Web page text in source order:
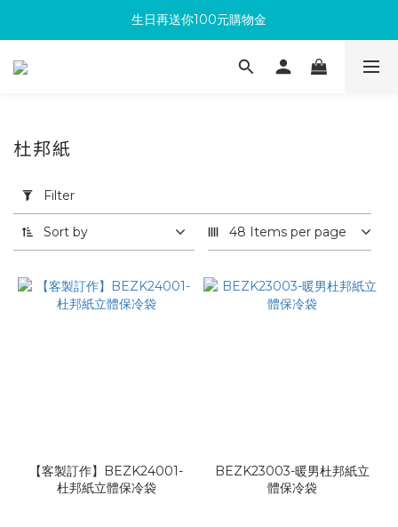
滿300回饋10%購物金
生日再送你100元購物金
加入成為新會員 馬上領取50元購物金
Filter
(0/20)
用
杜邦紙
Filter
Sort by 48 Items per page
【客製訂作】BEZK24001-
杜邦紙立體保冷袋
BEZK23003-暖男杜邦紙立
體保冷袋